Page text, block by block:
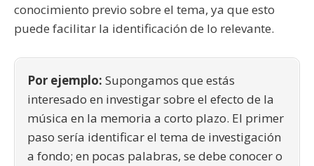
conocimiento previo sobre el tema, ya que esto
puede facilitar la identificación de lo relevante.
Por ejemplo: Supongamos que estás
interesado en investigar sobre el efecto de la
música en la memoria a corto plazo. El primer
paso sería identificar el tema de investigación
a fondo; en pocas palabras, se debe conocer o